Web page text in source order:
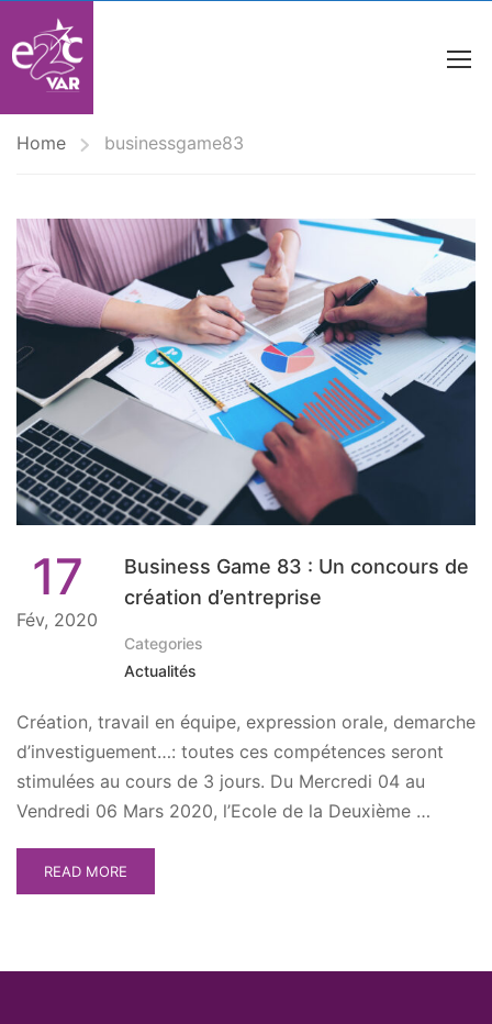
Home businessgame83
17
Fév, 2020
Business Game 83 : Un concours de
création d’entreprise
Categories
Actualités
Création, travail en équipe, expression orale, demarche
d’investiguement…: toutes ces compétences seront
stimulées au cours de 3 jours. Du Mercredi 04 au
Vendredi 06 Mars 2020, l’Ecole de la Deuxième …
READ MORE